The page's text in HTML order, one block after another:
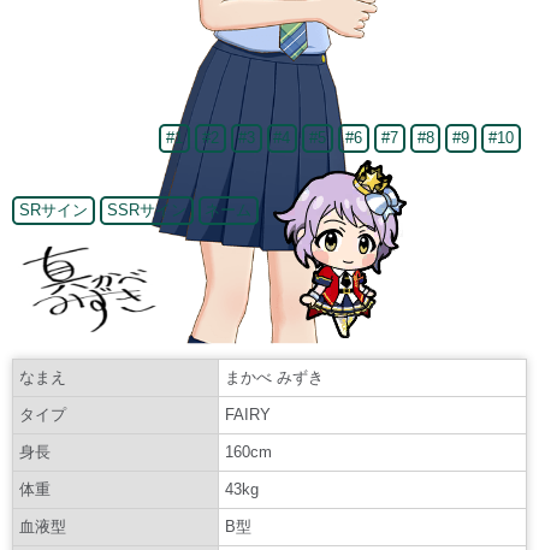
#1 #2 #3 #4 #5 #6 #7 #8 #9 #10
SRサイン SSRサイン ネーム
なまえ まかべ みずき
タイプ FAIRY
身長 160cm
体重 43kg
血液型 B型